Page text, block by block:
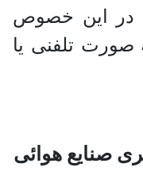
در این خصوص
صورت تلفنی یا
صنایع هوائی